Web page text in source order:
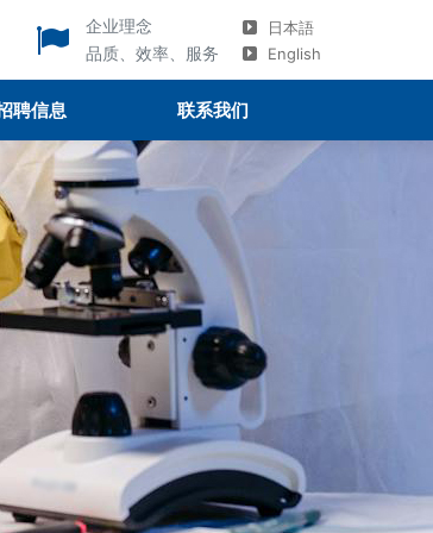
日本語
English
企业理念
品质、效率、服务
聘信息 联系我们